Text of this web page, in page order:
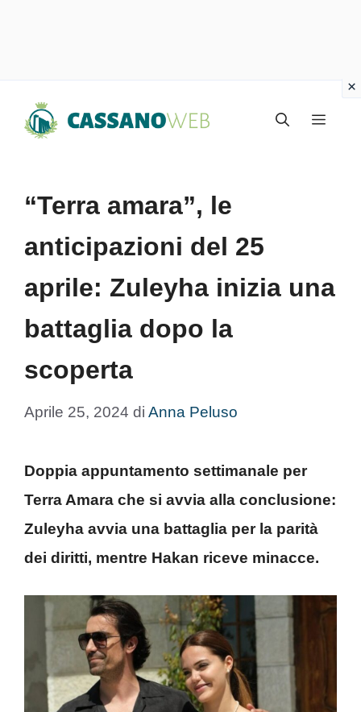
Menu
“Terra amara”, le
anticipazioni del 25
aprile: Zuleyha inizia una
battaglia dopo la
scoperta
Aprile 25, 2024 di Anna Peluso
Doppia appuntamento settimanale per
Terra Amara che si avvia alla conclusione:
Zuleyha avvia una battaglia per la parità
dei diritti, mentre Hakan riceve minacce.